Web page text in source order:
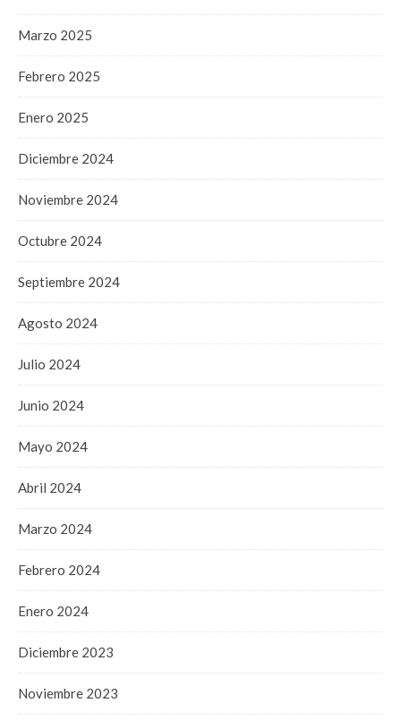
Marzo 2025
Febrero 2025
Enero 2025
Diciembre 2024
Noviembre 2024
Octubre 2024
Septiembre 2024
Agosto 2024
Julio 2024
Junio 2024
Mayo 2024
Abril 2024
Marzo 2024
Febrero 2024
Enero 2024
Diciembre 2023
Noviembre 2023